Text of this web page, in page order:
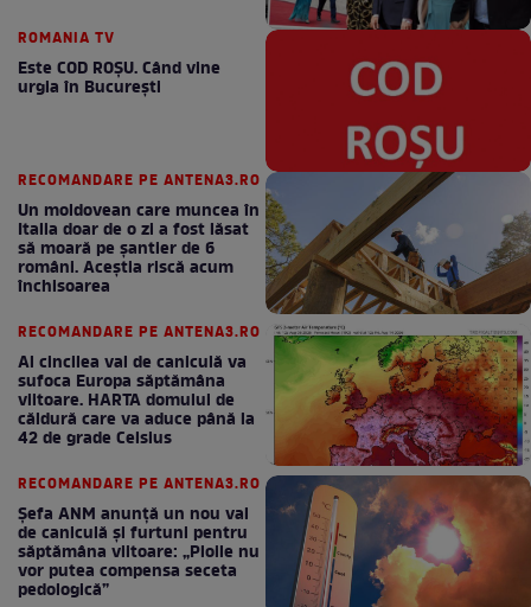
ROMANIA TV
Este COD ROŞU. Când vine
urgia în Bucureşti
RECOMANDARE PE ANTENA3.RO
Un moldovean care muncea în
Italia doar de o zi a fost lăsat
să moară pe şantier de 6
români. Aceștia riscă acum
închisoarea
RECOMANDARE PE ANTENA3.RO
Al cincilea val de caniculă va
sufoca Europa săptămâna
viitoare. HARTA domului de
căldură care va aduce până la
42 de grade Celsius
RECOMANDARE PE ANTENA3.RO
Șefa ANM anunță un nou val
de caniculă și furtuni pentru
săptămâna viitoare: „Ploile nu
vor putea compensa seceta
pedologică”